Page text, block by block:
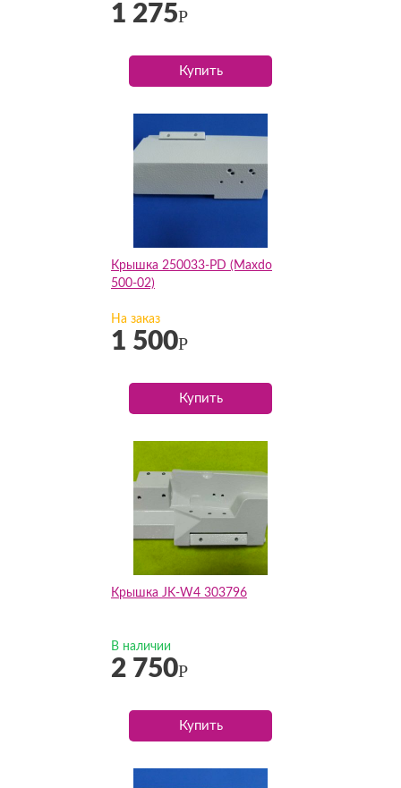
1 275Р
Купить
Крышка 250033-PD (Maxdo
500-02)
На заказ
1 500Р
Купить
Крышка JK-W4 303796
В наличии
2 750Р
Купить